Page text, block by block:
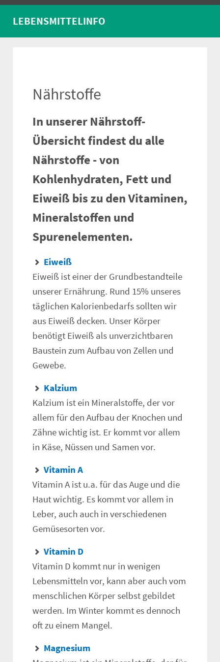
LEBENSMITTELINFO
Nährstoffe
In unserer Nährstoff-
Übersicht findest du alle
Nährstoffe - von
Kohlenhydraten, Fett und
Eiweiß bis zu den Vitaminen,
Mineralstoffen und
Spurenelementen.
Eiweiß
Eiweiß ist einer der Grundbestandteile
unserer Ernährung. Rund 15% unseres
täglichen Kalorienbedarfs sollten wir
aus Eiweiß decken. Unser Körper
benötigt Eiweiß als unverzichtbaren
Baustein zum Aufbau von Zellen und
Gewebe.
Kalzium
Kalzium ist ein Mineralstoffe, der vor
allem für den Aufbau der Knochen und
Zähne wichtig ist. Er kommt vor allem
in Käse, Nüssen und Samen vor.
Vitamin A
Vitamin A ist u.a. für das Auge und die
Haut wichtig. Es kommt vor allem in
Leber, auch auch in verschiedenen
Gemüsesorten vor.
Vitamin D
Vitamin D kommt nur in wenigen
Lebensmitteln vor, kann aber auch vom
menschlichen Körper selbst gebildet
werden. Im Winter kommt es dennoch
oft zu einem Mangel.
Magnesium